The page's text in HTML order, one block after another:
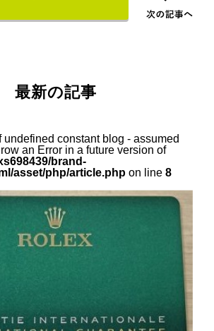
最新の記事
undefined constant blog - assumed
an Error in a future version of
brand-
asset/php/article.phpon line 8